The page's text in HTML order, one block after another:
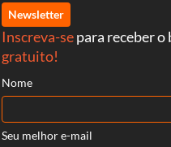
Newsletter
Inscreva-separa receber
gratuito!
Nome
Seu melhor e-mail